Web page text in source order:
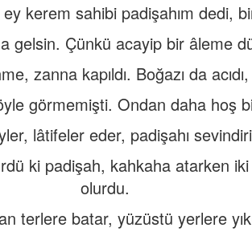
kerem sahibi padişahım dedi,
gelsin. Çünkü acayip bir âleme
zanna kapıldı. Boğazı da acıdı,
görmemişti. Ondan daha hoş
lâtifeler eder, padişahı
ki padişah, kahkaha atarken iki
olurdu.
terlere batar, yüzüstü yerlere